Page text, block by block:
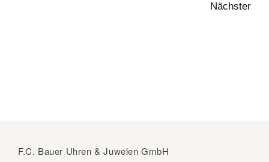
Nächster
F.C. Bauer Uhren & Juwelen GmbH